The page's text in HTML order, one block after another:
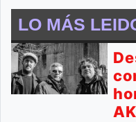
LO MÁS